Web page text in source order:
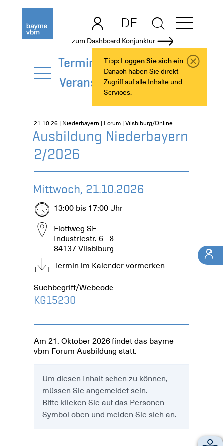
zum Dashboard Konjunktur
Tipp: Loggen Sie sich ein
Danach haben Sie direkt
Zugriff auf alle Inhalte und
Services.
DE
EN
Termine +
Veranstaltungen
21.10.26 | Niederbayern | Forum | Vilsbiburg/Online
Ausbildung Niederbayern
2/2026
Mittwoch, 21.10.2026
13:00 bis 17:00 Uhr
Flottweg SE
Industriestr. 6 - 8
84137 Vilsbiburg
Termin im Kalender vormerken
Suchbegriff/Webcode
KG15230
Am 21. Oktober 2026 findet das bayme
vbm Forum Ausbildung statt.
Um diesen Inhalt sehen zu können,
müssen Sie angemeldet sein.
Bitte klicken Sie auf das Personen-
Symbol oben und melden Sie sich an.